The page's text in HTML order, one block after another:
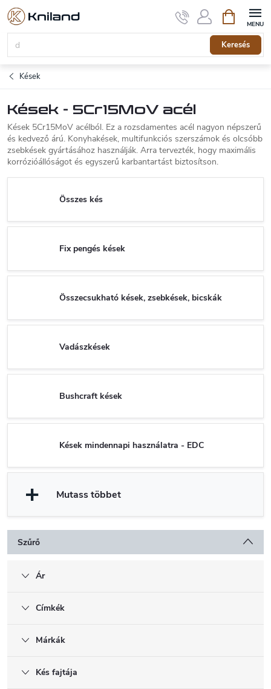
Ugrás
tartalomhoz
Keresés
Kések
Kések - 5Cr15MoV acél
Kések 5Cr15MoV acélból. Ez a rozsdamentes acél nagyon népszerű
és kedvező árú. Konyhakések, multifunkciós szerszámok és olcsóbb
zsebkések gyártásához használják. Arra tervezték, hogy maximális
korrózióállóságot és egyszerű karbantartást biztosítson.
Összes kés
Fix pengés kések
Összecsukható kések, zsebkések, bicskák
Vadászkések
Bushcraft kések
Kések mindennapi használatra - EDC
Mutass többet
Szűrő
Ár
Címkék
Márkák
Kés fajtája